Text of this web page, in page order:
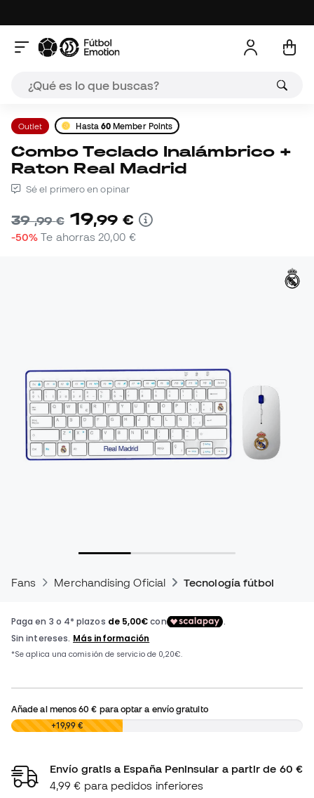
Outlet Hasta 60 Member Points
Combo Teclado Inalámbrico +
Raton Real Madrid
Sé el primero en opinar
39,99 € 19,99 €
-50% Te ahorras 20,00 €
Fans Merchandising Oficial Tecnología fútbol
Añade al menos60 € para optar a envío gratuito
0,00 € +19,99 €
Envío gratis a España Peninsular a partir de 60 €
4,99 € para pedidos inferiores